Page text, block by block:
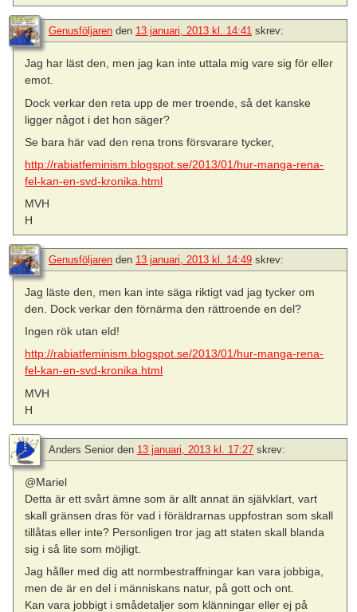
Genusföljaren den 13 januari, 2013 kl. 14:41 skrev:
Jag har läst den, men jag kan inte uttala mig vare sig för eller
emot.
Dock verkar den reta upp de mer troende, så det kanske
ligger något i det hon säger?
Se bara här vad den rena trons försvarare tycker,
http://rabiatfeminism.blogspot.se/2013/01/hur-manga-rena-
fel-kan-en-svd-kronika.html
MVH
H
Genusföljaren den 13 januari, 2013 kl. 14:49 skrev:
Jag läste den, men kan inte säga riktigt vad jag tycker om
den. Dock verkar den förnärma den rättroende en del?
Ingen rök utan eld!
http://rabiatfeminism.blogspot.se/2013/01/hur-manga-rena-
fel-kan-en-svd-kronika.html
MVH
H
Anders Senior den 13 januari, 2013 kl. 17:27 skrev:
@Mariel
Detta är ett svårt ämne som är allt annat än självklart, vart
skall gränsen dras för vad i föräldrarnas uppfostran som skall
tillåtas eller inte? Personligen tror jag att staten skall blanda
sig i så lite som möjligt.
Jag håller med dig att normbestraffningar kan vara jobbiga,
men de är en del i människans natur, på gott och ont.
Kan vara jobbigt i smådetaljer som klänningar eller ej på